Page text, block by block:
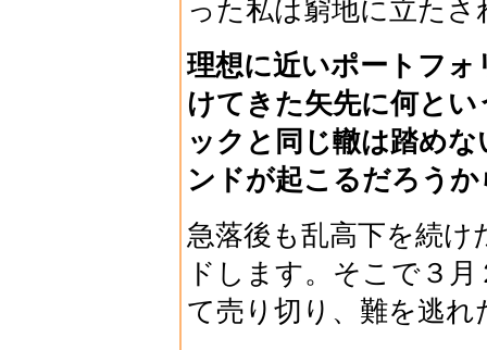
った私は窮地に立たさ
理想に近いポートフ
けてきた矢先に何と
ックと同じ轍は踏め
ンドが起こるだろう
急落後も乱高下を続
ドします。そこで３
て売り切り、難を逃